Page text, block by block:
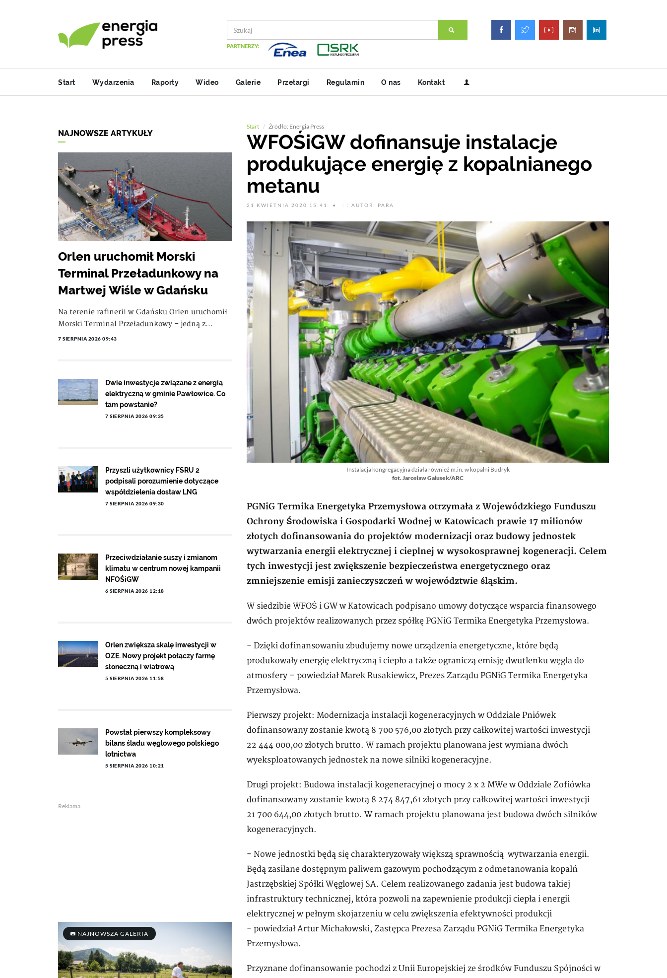
PARTNERZY:
Start Wydarzenia Raporty Wideo Galerie Przetargi Regulamin O nas Kontakt
Start Źródło: Energia Press
WFOŚiGW dofinansuje instalacje
produkujące energię z kopalnianego
metanu
21 KWIETNIA 2020 15:41 : : AUTOR: PARA
Instalacja kongregacyjna działa również m.in. w kopalni Budryk
fot. Jarosław Galusek/ARC
PGNiG Termika Energetyka Przemysłowa otrzymała z Wojewódzkiego Funduszu
Ochrony Środowiska i Gospodarki Wodnej w Katowicach prawie 17 milionów
złotych dofinansowania do projektów modernizacji oraz budowy jednostek
wytwarzania energii elektrycznej i cieplnej w wysokosprawnej kogeneracji. Celem
tych inwestycji jest zwiększenie bezpieczeństwa energetycznego oraz
zmniejszenie emisji zanieczyszczeń w województwie śląskim.
W siedzibie WFOŚ i GW w Katowicach podpisano umowy dotyczące wsparcia finansowego
dwóch projektów realizowanych przez spółkę PGNiG Termika Energetyka Przemysłowa.
- Dzięki dofinansowaniu zbudujemy nowe urządzenia energetyczne, które będą
produkowały energię elektryczną i ciepło a także ograniczą emisję dwutlenku węgla do
atmosfery – powiedział Marek Rusakiewicz, Prezes Zarządu PGNiG Termika Energetyka
Przemysłowa.
Pierwszy projekt: Modernizacja instalacji kogeneracyjnych w Oddziale Pniówek
dofinansowany zostanie kwotą 8 700 576,00 złotych przy całkowitej wartości inwestycji
22 444 000,00 złotych brutto. W ramach projektu planowana jest wymiana dwóch
wyeksploatowanych jednostek na nowe silniki kogeneracyjne.
Drugi projekt: Budowa instalacji kogeneracyjnej o mocy 2 x 2 MWe w Oddziale Zofiówka
dofinansowany zostanie kwotą 8 274 847,61 złotych przy całkowitej wartości inwestycji
21 700 644,00 złotych brutto. W ramach projektu planowana jest budowa dwóch silników
kogeneracyjnych.
- Nowe jednostki będą się charakteryzowały większą sprawnością wytwarzania energii.
Będą zasilane dostępnym paliwem gazowym pochodzącym z odmetanowania kopalń
Jastrzębskiej Spółki Węglowej SA. Celem realizowanego zadania jest budowa takiej
infrastruktury technicznej, która pozwoli na zapewnienie produkcji ciepła i energii
elektrycznej w pełnym skojarzeniu w celu zwiększenia efektywności produkcji
- powiedział Artur Michałowski, Zastępca Prezesa Zarządu PGNiG Termika Energetyka
Przemysłowa.
Przyznane dofinansowanie pochodzi z Unii Europejskiej ze środków Funduszu Spójności w
NAJNOWSZE ARTYKUŁY
Orlen uruchomił Morski
Terminal Przeładunkowy na
Martwej Wiśle w Gdańsku
Na terenie rafinerii w Gdańsku Orlen uruchomił
Morski Terminal Przeładunkowy – jedną z...
7 SIERPNIA 2026 09:43
Dwie inwestycje związane z energią
elektryczną w gminie Pawłowice. Co
tam powstanie?
7 SIERPNIA 2026 09:35
Przyszli użytkownicy FSRU 2
podpisali porozumienie dotyczące
współdzielenia dostaw LNG
7 SIERPNIA 2026 09:30
Przeciwdziałanie suszy i zmianom
klimatu w centrum nowej kampanii
NFOŚiGW
6 SIERPNIA 2026 12:18
Orlen zwiększa skalę inwestycji w
OZE. Nowy projekt połączy farmę
słoneczną i wiatrową
5 SIERPNIA 2026 11:58
Powstał pierwszy kompleksowy
bilans śladu węglowego polskiego
lotnictwa
5 SIERPNIA 2026 10:21
Reklama
NAJNOWSZA GALERIA